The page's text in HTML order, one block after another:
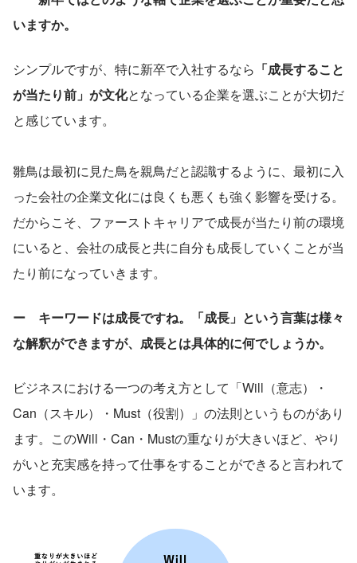
いますか。
シンプルですが、特に新卒で入社するなら 「成長すること
が当たり前」が文化となっている企業を選ぶことが大切だ
と感じています。
雛鳥は最初に見た鳥を親鳥だと認識するように、最初に入
った会社の企業文化には良くも悪くも強く影響を受ける。
だからこそ、ファーストキャリアで成長が当たり前の環境
にいると、会社の成長と共に自分も成長していくことが当
たり前になっていきます。
ー　キーワードは成長ですね。「成長」という言葉は様々
な解釈ができますが、成長とは具体的に何でしょうか。
ビジネスにおける一つの考え方として「Will（意志）・
Can（スキル）・Must（役割）」の法則というものがあり
ます。このWill・Can・Mustの重なりが大きいほど、やり
がいと充実感を持って仕事をすることができると言われて
います。